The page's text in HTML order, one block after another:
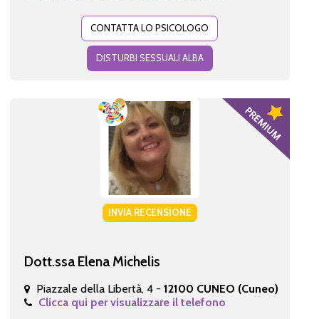
CONTATTA LO PSICOLOGO
DISTURBI SESSUALI ALBA
INVIA RECENSIONE
Dott.ssa Elena Michelis
Piazzale della Libertà, 4 - 12100 CUNEO (Cuneo)
Clicca qui per visualizzare il telefono